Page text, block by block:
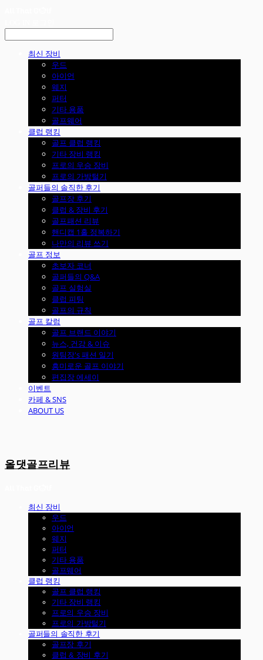
최신 장비
우드
아이언
웨지
퍼터
기타 용품
골프웨어
클럽 랭킹
골프 클럽 랭킹
기타 장비 랭킹
프로의 우승 장비
프로의 가방털기
골퍼들의 솔직한 후기
골프장 후기
클럽 & 장비 후기
골프패션 리뷰
핸디캡 1홀 정복하기
나만의 리뷰 쓰기
골프 정보
초보자 코너
골퍼들의 Q&A
골프 실험실
클럽 피팅
골프의 규칙
골프 칼럼
골프 브랜드 이야기
뉴스, 건강 & 이슈
원팀장's 패션 일기
흥미로운 골프 이야기
편집장 에세이
이벤트
카페 & SNS
ABOUT US
올댓골프리뷰
최신 장비
우드
아이언
웨지
퍼터
기타 용품
골프웨어
클럽 랭킹
골프 클럽 랭킹
기타 장비 랭킹
프로의 우승 장비
프로의 가방털기
골퍼들의 솔직한 후기
골프장 후기
클럽 & 장비 후기